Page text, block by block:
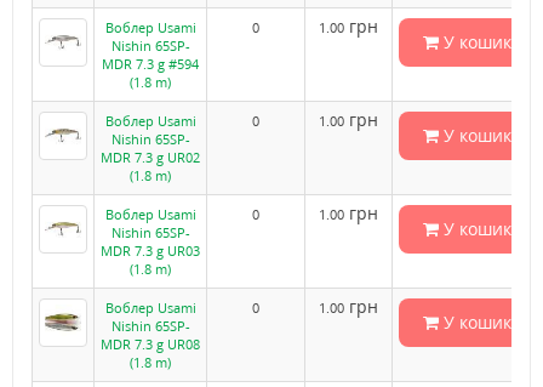
Воблер Usami
Nishin 65SP-
MDR 7.3 g #594
(1.8 m)
0 1.00 грн
У кошик
Воблер Usami
Nishin 65SP-
MDR 7.3 g UR02
(1.8 m)
0 1.00 грн
У кошик
Воблер Usami
Nishin 65SP-
MDR 7.3 g UR03
(1.8 m)
0 1.00 грн
У кошик
Воблер Usami
Nishin 65SP-
MDR 7.3 g UR08
(1.8 m)
0 1.00 грн
У кошик